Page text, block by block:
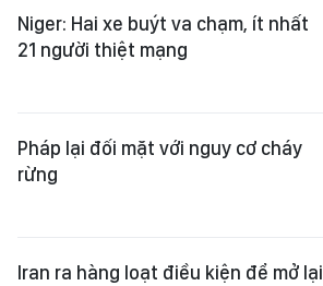
Niger: Hai xe buýt va chạm, ít nhất
21 người thiệt mạng
Pháp lại đối mặt với nguy cơ cháy
rừng
Iran ra hàng loạt điều kiện để mở lại